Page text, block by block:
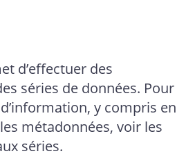
d’effectuer des
séries de données. Pour
y compris en
métadonnées, voir les
séries.